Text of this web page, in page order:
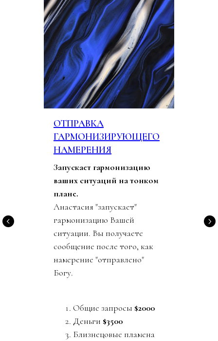
ОТПРАВКА
ГАРМОНИЗИРУЮЩЕГО
НАМЕРЕНИЯ
Запускает гармонизацию
ваших ситуаций на тонком
плане.
Анастасия "запускает"
гармонизацию Вашей
ситуации. Вы получаете
сообщение после того, как
намерение "отправлено"
Богу.
Общие запросы $2000
Деньги $3500
Близнецовые пламена